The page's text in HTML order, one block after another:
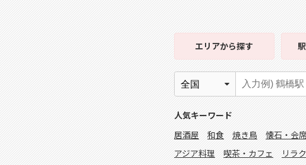
エリアから探す
人気キーワード
居酒屋
和食 焼き鳥 懐石・会
アジア料理
喫茶・カフェ リラ